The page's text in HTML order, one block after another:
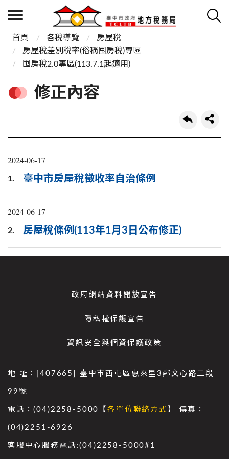
首頁 各稅導覽
房屋稅
房屋稅差別稅率(俗稱囤房稅)專區
囤房稅2.0專區(113.7.1起適用)
修正內容
2024-06-17
1. 臺中市房屋稅徵收率自治條例
2024-06-17
2. 房屋稅條例(113年1月3日公布修正)
政府網站資料開放宣告
隱私權保護宣告
資訊安全與個資保護政策
地 址：[407665] 臺中市西屯區惠來里3鄰文心路二段
99號
電話：(04)2258-5000【各單位聯絡方式 】 傳真：
(04)2251-6926
客服中心服務電話:(04)2258-5000#1